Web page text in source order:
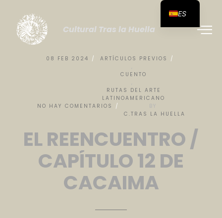
Cultural Tras la Huella
08 FEB 2024 ARTÍCULOS PREVIOS
CUENTO
RUTAS DEL ARTE
LATINOAMERICANO
NO HAY COMENTARIOS
BY
C.TRAS LA HUELLA
EL REENCUENTRO /
CAPÍTULO12 DE
CACAIMA
ES